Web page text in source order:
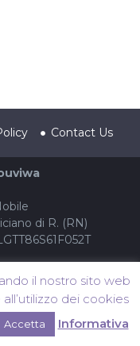
Contact Us
di R. (RN)
il nostro sito web
dei cookies
Accetta Informativa